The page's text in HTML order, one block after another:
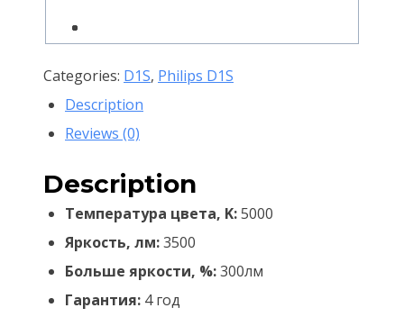
Categories: D1S, Philips D1S
Description
Reviews (0)
Description
Температура цвета, K:5000
Яркость, лм:3500
Больше яркости, %:300лм
Гарантия: 4 год